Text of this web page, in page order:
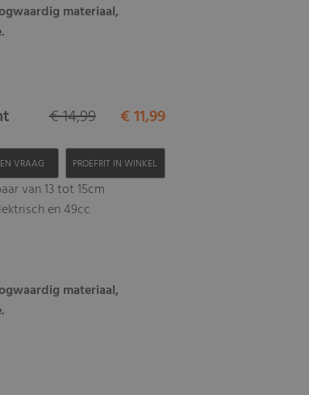
materiaal,
€ 11,99
€ 14,99
VRAAG PROEFRIT IN WINKEL
van 13 tot 15cm
en 49cc
materiaal,